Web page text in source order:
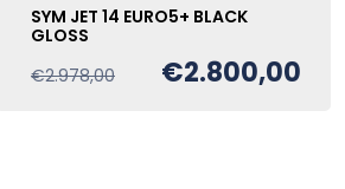
SYM JET 14 EURO5+ BLACK
GLOSS
€2.978,00
Oorspronkelijke
€2.800,00
Huidige